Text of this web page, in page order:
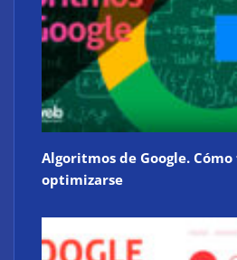
Algoritmos de Google.
optimizarse